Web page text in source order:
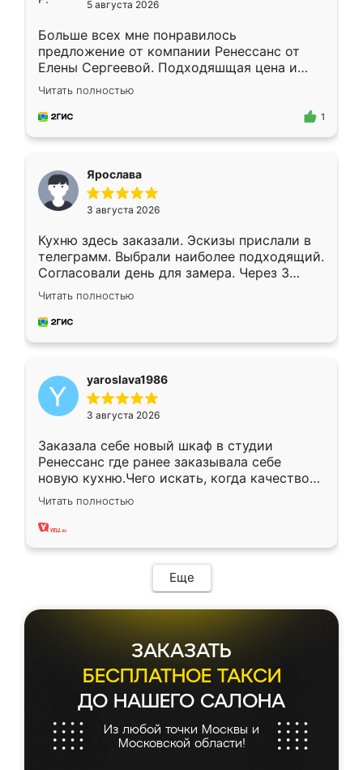
5 августа 2026
Больше всех мне понравилось
предложение от компании Ренессанс от
Елены Сергеевой. Подходяшщая цена и
короткие сроки изготовления. Приехавший
для замера сотрудник Владислав
предложил по моему эскизу самый
Читать полностью
1
Ярослава
3 августа 2026
Кухню здесь заказали. Эскизы прислали в
телеграмм. Выбрали наиболее подходящий.
Согласовали день для замера. Через 3
недели кухня была уже готова. Остались
довольны работой. Спасибо Ренессанс
мебель за качественную работу!
Читать полностью
yaroslava1986
3 августа 2026
Заказала себе новый шкаф в студии
Ренессанс где ранее заказывала себе
новую кухню.Чего искать, когда качеством
вполне довольна. Служит кухня уже почти
два года, нареканий нет.
Читать полностью
Еще
ЗАКАЗАТЬ
БЕСПЛАТНОЕ ТАКСИ
ДО НАШЕГО САЛОНА
Из любой точки Москвы и
Московской области!